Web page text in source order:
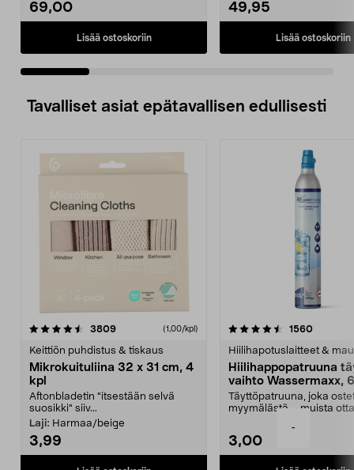
-
69,00
Lisää ostoskoriin
49,95
Lisää ostoskoriin
Tavalliset asiat epätavallisen edullisesti
3809arvostelut (1,00/kpl)
Keittiön puhdistus & tiskaus
Mikrokuituliina 32 x 31 cm, 4
kpl
Aftonbladetin "itsestään selvä
suosikki" siiv...
Laji: Harmaa/beige
3,99
4.5viidestä
1560
Hiilihapotuslaitteet &
Hiilihappopatruuna
vaihto Wassermaxx,
Täyttöpatruuna, joka
myymälästä – muista
3,00
4.5viidestä